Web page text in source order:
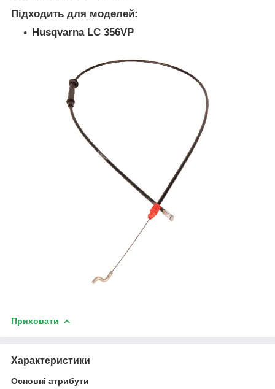
Підходить для моделей:
Husqvarna LC 356VP
Приховати
Характеристики
Основні атрибути